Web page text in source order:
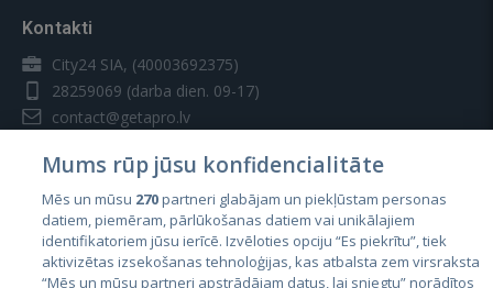
Kontakti
City24 SIA, (40003692375)
28259069 (darba dien. 09-17)
contact@getapro.lv
Valstis
Igaunija
Mums rūp jūsu konfidencialitāte
Mēs un mūsu 270partneri glabājam un piekļūstam personas
datiem, piemēram, pārlūkošanas datiem vai unikālajiem
identifikatoriem jūsu ierīcē. Izvēloties opciju “Es piekrītu”, tiek
aktivizētas izsekošanas tehnoloģijas, kas atbalsta zem virsraksta
“Mēs un mūsu partneri apstrādājam datus, lai sniegtu” norādītos